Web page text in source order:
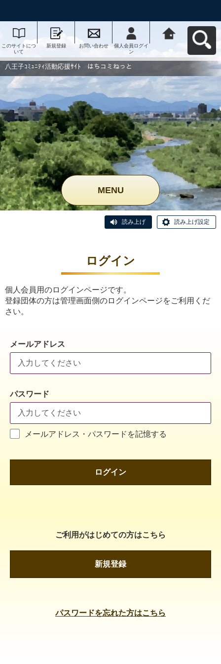
このサイトにつ
いて
新規登録 お問い合わせ
個人会員ログイ
ン
動応援ｻｲﾄ はち
コミねっとへ戻
八王子ｺﾐｭﾆﾃｨ活動応援ｻｲﾄ はちコミねっと
MENU
読み上げ 読み上げ設定
ログイン
個人会員用のログインページです。
登録団体の方は管理画面側のログインページをご利用くだ
さい。
メールアドレス
パスワード
メールアドレス・パスワードを記憶する
ログイン
ご利用がはじめての方はこちら
新規登録
パスワードを忘れた方はこちら